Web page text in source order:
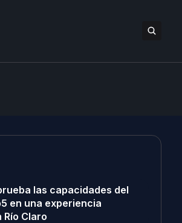
las capacidades del
en una experiencia
Claro